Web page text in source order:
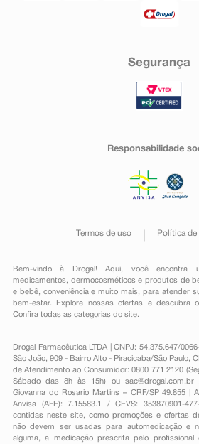
Segurança
Responsabilidade
Termos de uso Política de
Bem-vindo à Drogal! Aqui, você encontra
medicamentos , dermocosméticos e produtos de
e bebê, conveniênciae muito mais, para atender
bem-estar. Explore nossas ofertas e descubra
Confira todas as categorias do site.
Drogal Farmacêutica LTDA | CNPJ: 54.375.647/
São João, 909 - Bairro Alto - Piracicaba/São Paulo,
de Atendimento ao Consumidor: 0800 771 2120
Sábado das 8h às 15h) ou sac@drogal.com.br/
Giovanna do Rosario Martins – CRF/SP 49.855 |
Anvisa (AFE): 7.15583.1 / CEVS: 353870901-
contidas neste site, como promoções e ofertas
não devem ser usadas para automedicação e
alguma, a medicação prescrita pelo